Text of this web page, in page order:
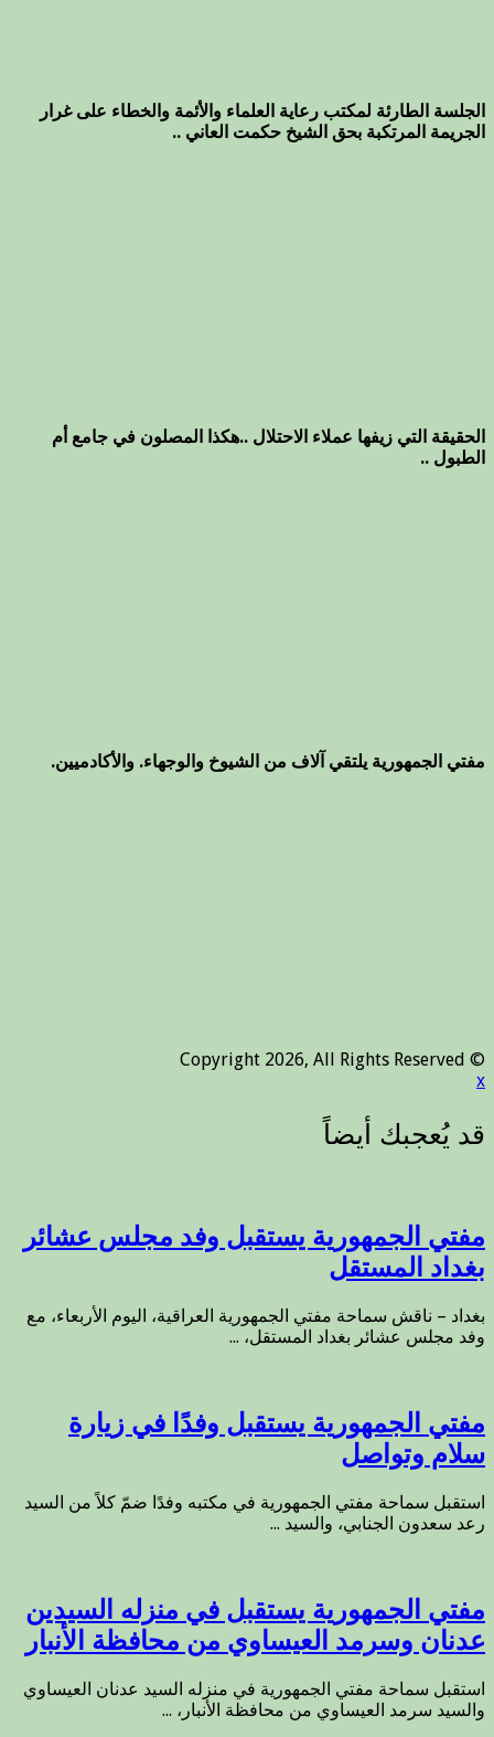
الجلسة الطارئة لمكتب رعاية العلماء والأئمة والخطاء على غرار
الجريمة المرتكبة بحق الشيخ حكمت العاني ..
الحقيقة التي زيفها عملاء الاحتلال ..هكذا المصلون في جامع أم
الطبول ..
مفتي الجمهورية يلتقي آلاف من الشيوخ والوجهاء. والأكادميين.
© Copyright 2026, All Rights Reserved
x
مفتي الجمهورية يستقبل وفد مجلس عشائر
بغداد المستقل
بغداد – ناقش سماحة مفتي الجمهورية العراقية، اليوم الأربعاء، مع
وفد مجلس عشائر بغداد المستقل، ...
مفتي الجمهورية يستقبل وفدًا في زيارة
سلام وتواصل
استقبل سماحة مفتي الجمهورية في مكتبه وفدًا ضمّ كلاً من السيد
رعد سعدون الجنابي، والسيد ...
مفتي الجمهورية يستقبل في منزله السيدين
عدنان وسرمد العيساوي من محافظة الأنبار
استقبل سماحة مفتي الجمهورية في منزله السيد عدنان العيساوي
والسيد سرمد العيساوي من محافظة الأنبار، ...